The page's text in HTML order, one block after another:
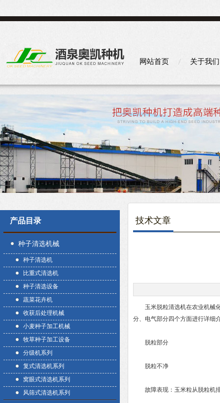
网站首页 关于我们
产品目录
种子清选机械
种子清选机
比重式清选机
种子清选设备
蔬菜花卉机
收获后处理机械
小麦种子加工机械
牧草种子加工设备
分级机系列
复式清选机系列
窝眼式清选机系列
风筛式清选机系列
技术文章
玉米脱粒清选机在农业机械化
分、电气部分四个方面进行详细
脱粒部分
脱粒不净
故障表现：玉米粒从脱粒机排